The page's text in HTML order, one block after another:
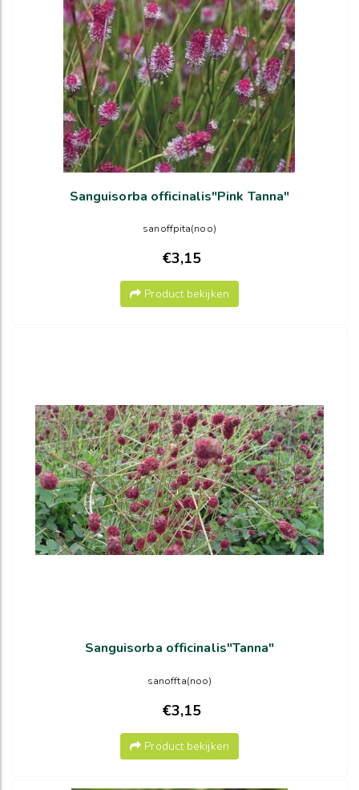
Sanguisorba officinalis"Pink Tanna"
sanoffpita(noo)
€3,15
Product bekijken
Sanguisorba officinalis"Tanna"
sanoffta(noo)
€3,15
Product bekijken